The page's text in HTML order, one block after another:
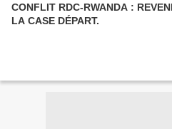
CONFLIT RDC-RWANDA :
LA CASE DÉPART.